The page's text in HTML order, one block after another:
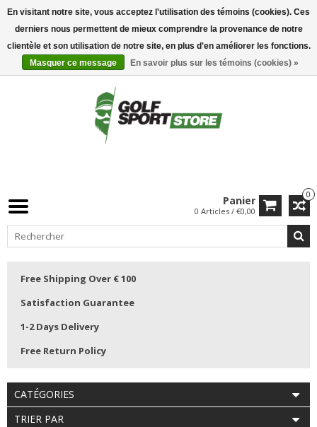
0
Panier
0 Articles / €0,00
Free Shipping Over € 100
Satisfaction Guarantee
1-2 Days Delivery
Free Return Policy
CATÉGORIES
TRIER PAR
En visitant notre site, vous acceptez l'utilisation des témoins (cookies). Ces
derniers nous permettent de mieux comprendre la provenance de notre
clientèle et son utilisation de notre site, en plus d'en améliorer les fonctions.
Masquer ce message
En savoir plus sur les témoins (cookies) »